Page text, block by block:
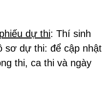
dự thi: Thí sinh
sơ dự thi: để cập nhật
thi, ca thi và ngày